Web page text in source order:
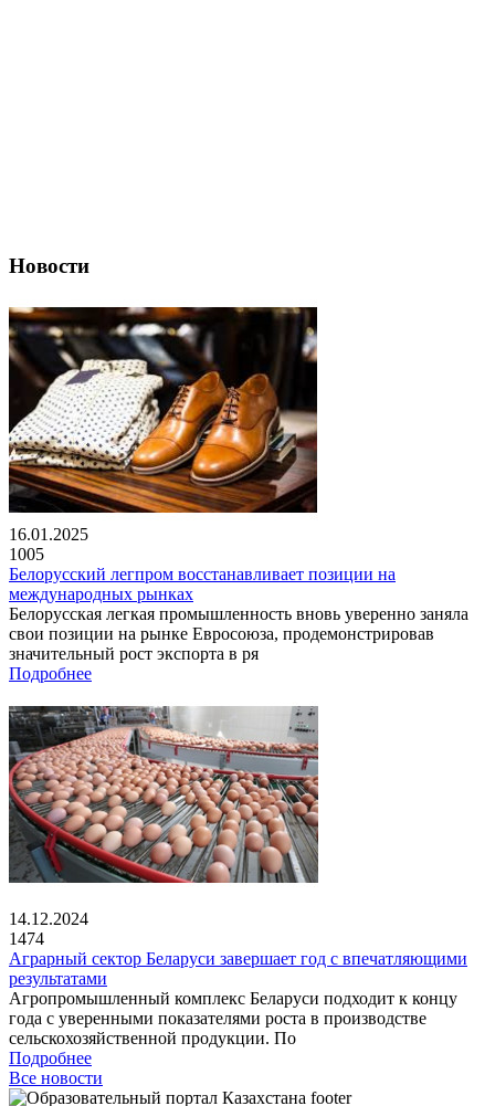
Новости
16.01.2025
1005
Белорусский легпром восстанавливает позиции на
международных рынках
Белорусская легкая промышленность вновь уверенно заняла
свои позиции на рынке Евросоюза, продемонстрировав
значительный рост экспорта в ря
Подробнее
14.12.2024
1474
Аграрный сектор Беларуси завершает год с впечатляющими
результатами
Агропромышленный комплекс Беларуси подходит к концу
года с уверенными показателями роста в производстве
сельскохозяйственной продукции. По
Подробнее
Все новости